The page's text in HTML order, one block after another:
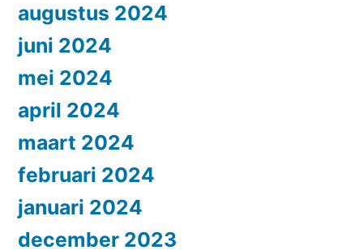
augustus 2024
juni 2024
mei 2024
april 2024
maart 2024
februari 2024
januari 2024
december 2023